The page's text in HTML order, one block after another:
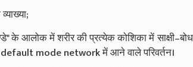
के आलोक में शरीर की प्रत्येक कोशिका में
mode network में आने वाले परिवर्तन।